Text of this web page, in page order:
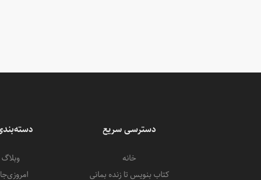
دسترسی سریع
خانه
کتاب بنویس تا زنده بمانی
وبلاگ